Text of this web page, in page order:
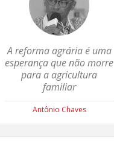
A reforma agrária é uma
esperança que não morre
para a agricultura
familiar
Antônio Chaves